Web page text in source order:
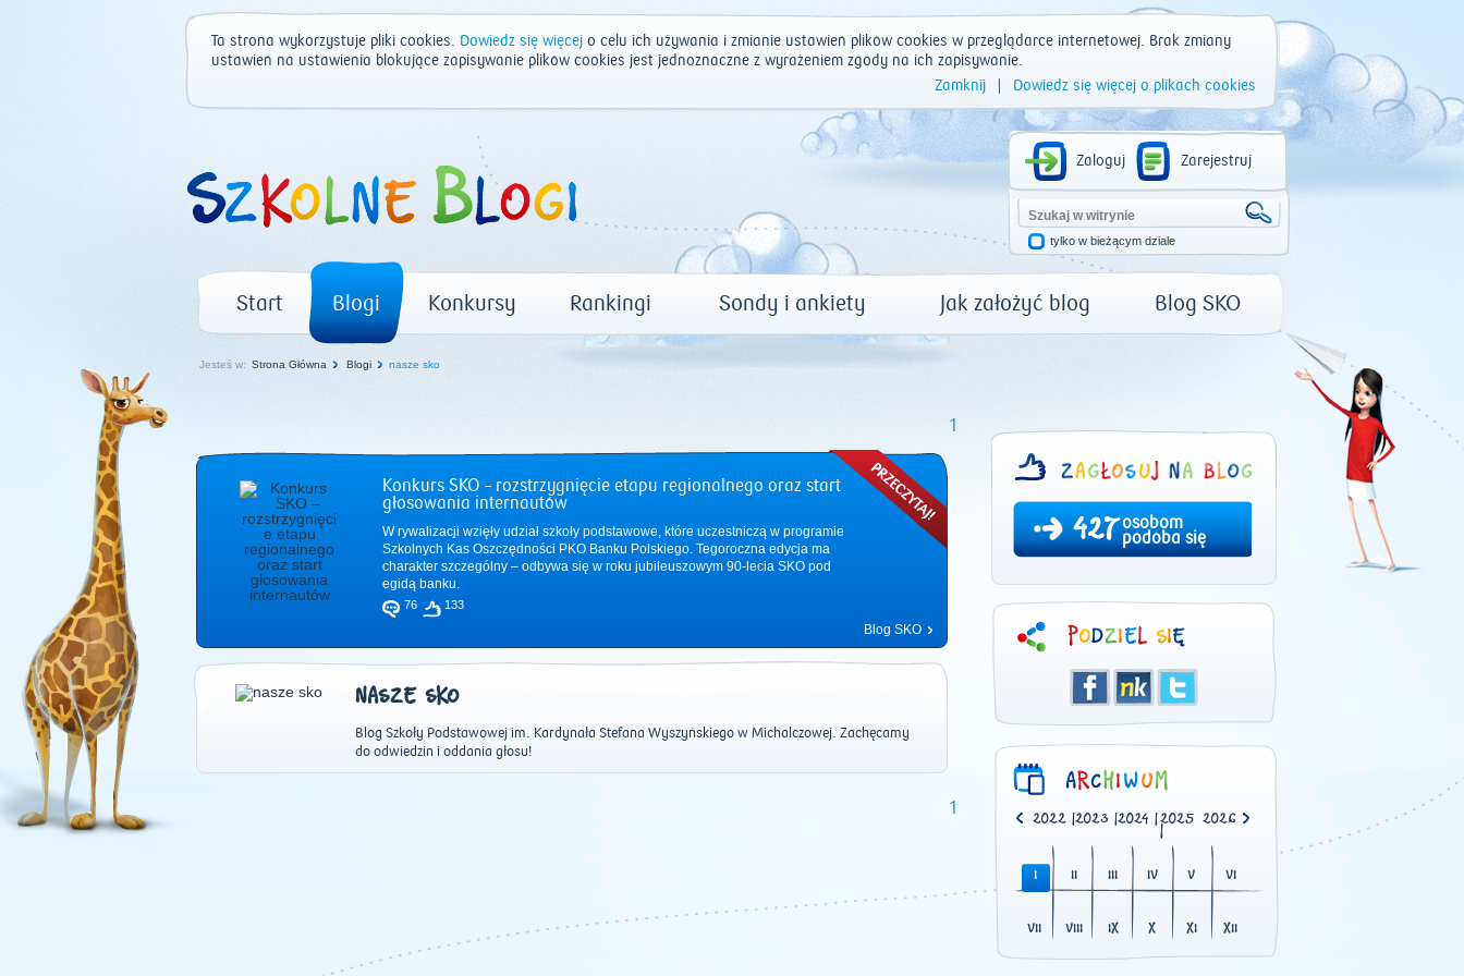
Ta strona wykorzystuje pliki cookies. Dowiedz się więcejo celu ich używania i zmianie ustawień plików cookies w przeglądarce internetowej. Brak zmiany
ustawień na ustawienia blokujące zapisywanie plików cookies jest jednoznaczne z wyrażeniem zgody na ich zapisywanie.
Zamknij
Dowiedz się więcej o plikach cookies
Zaloguj Zarejestruj
tylko w bieżącym dziale
Start Blogi Konkursy Rankingi Sondy i ankiety Jak założyć blog Blog SKO
Jesteś w: Strona Główna Blogi nasze sko
1
Konkurs SKO – rozstrzygnięcie etapu regionalnego oraz start
głosowania internautów
W rywalizacji wzięły udział szkoły podstawowe, które uczestniczą w programie
Szkolnych Kas Oszczędności PKO Banku Polskiego. Tegoroczna edycja ma
charakter szczególny – odbywa się w roku jubileuszowym 90-lecia SKO pod
egidą banku.
76 133
Blog SKO
NASZE SKO
Blog Szkoły Podstawowej im. Kardynała Stefana Wyszyńskiego w Michalczowej. Zachęcamy
do odwiedzin i oddania głosu!
1
427osobom
podoba się
2020 2021| 2022|2023 |2024 |2025
|
2026
I II III IV V VI
VII VIII IX X XI XII